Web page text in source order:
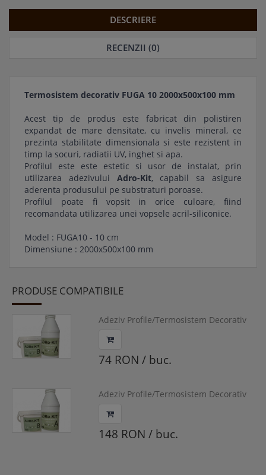
DESCRIERE
RECENZII (0)
Termosistem decorativ FUGA 10 2000x500x100 mm
Acest tip de produs este fabricat din polistiren
expandat de mare densitate, cu invelis mineral, ce
prezinta stabilitate dimensionala si este rezistent in
timp la socuri, radiatii UV, inghet si apa.
Profilul este este estetic si usor de instalat, prin
utilizarea adezivului Adro-Kit, capabil sa asigure
aderenta produsului pe substraturi poroase.
Profilul poate fi vopsit in orice culoare, fiind
recomandata utilizarea unei vopsele acril-siliconice.
Model : FUGA10 - 10 cm
Dimensiune : 2000x500x100 mm
PRODUSE COMPATIBILE
Adeziv Profile/Termosistem Decorativ
74 RON / buc.
Adeziv Profile/Termosistem Decorativ
148 RON / buc.